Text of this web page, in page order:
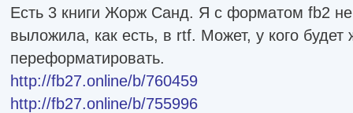
Есть 3 книги Жорж Санд. Я с форматом fb2
выложила, как есть, в rtf. Может, у кого будет
переформатировать.
http://fb27.online/b/760459
http://fb27.online/b/755996